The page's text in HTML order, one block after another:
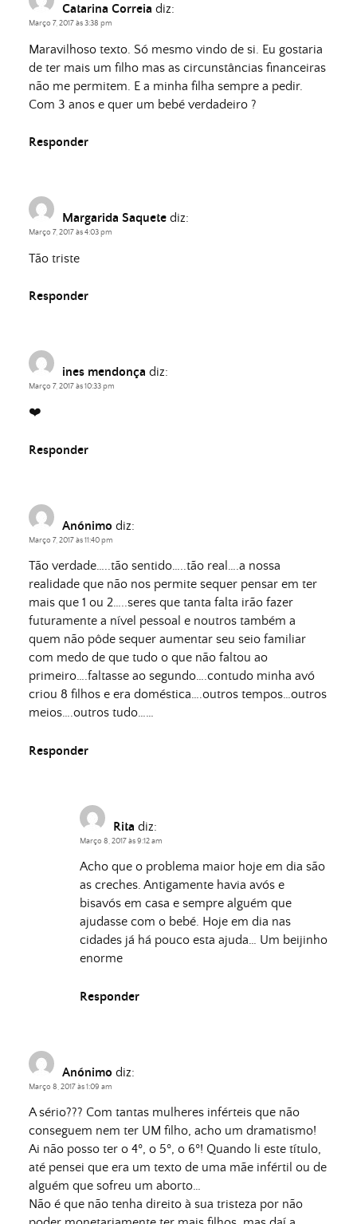
Catarina Correia diz:
Março 7, 2017 às 3:38 pm
Maravilhoso texto. Só mesmo vindo de si. Eu gostaria
de ter mais um filho mas as circunstâncias financeiras
não me permitem. E a minha filha sempre a pedir.
Com 3 anos e quer um bebé verdadeiro ?
Responder
Margarida Saquete diz:
Março 7, 2017 às 4:03 pm
Tão triste
Responder
ines mendonça diz:
Março 7, 2017 às 10:33 pm
❤️
Responder
Anónimo diz:
Março 7, 2017 às 11:40 pm
Tão verdade…..tão sentido…..tão real….a nossa
realidade que não nos permite sequer pensar em ter
mais que 1 ou 2…..seres que tanta falta irão fazer
futuramente a nível pessoal e noutros também a
quem não pôde sequer aumentar seu seio familiar
com medo de que tudo o que não faltou ao
primeiro….faltasse ao segundo….contudo minha avó
criou 8 filhos e era doméstica….outros tempos…outros
meios….outros tudo……
Responder
Rita diz:
Março 8, 2017 às 9:12 am
Acho que o problema maior hoje em dia são
as creches. Antigamente havia avós e
bisavós em casa e sempre alguém que
ajudasse com o bebé. Hoje em dia nas
cidades já há pouco esta ajuda… Um beijinho
enorme
Responder
Anónimo diz:
Março 8, 2017 às 1:09 am
A sério??? Com tantas mulheres inférteis que não
conseguem nem ter UM filho, acho um dramatismo!
Ai não posso ter o 4º, o 5º, o 6º! Quando li este título,
até pensei que era um texto de uma mãe infértil ou de
alguém que sofreu um aborto…
Não é que não tenha direito à sua tristeza por não